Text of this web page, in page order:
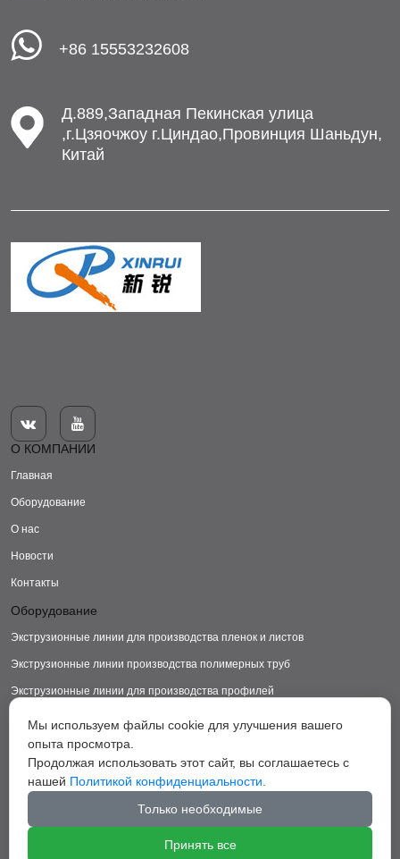
+86 15553232608
Д.889,Западная Пекинская улица
,г.Цзяочжоу г.Циндао,Провинция Шаньдун,
Китай


О КОМПАНИИ
Главная
Оборудование
О нас
Новости
Контакты
Оборудование
Экструзионные линии для производства пленок и листов
Экструзионные линии производства полимерных труб
Экструзионные линии для производства профилей
Экструзионные линии для производства пластиковых ковриков
Экструзионные линии для производства грануляторы
Вспомогательное оборудование
Мы используем файлы cookie для улучшения вашего
опыта просмотра.
Продолжая использовать этот сайт, вы соглашаетесь с
нашей Политикой конфиденциальности.
Только необходимые
Принять все